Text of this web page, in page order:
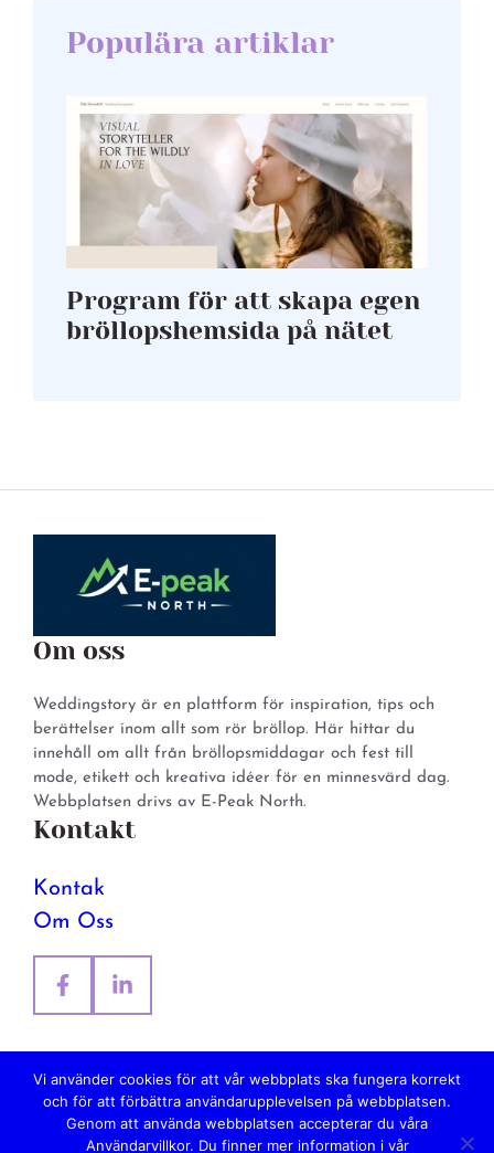
Populära artiklar
Program för att skapa egen
bröllopshemsida på nätet
Om oss
Weddingstory är en plattform för inspiration, tips och
berättelser inom allt som rör bröllop. Här hittar du
innehåll om allt från bröllopsmiddagar och fest till
mode, etikett och kreativa idéer för en minnesvärd dag.
Webbplatsen drivs av E-Peak North.
Kontakt
Kontak
Om Oss
© 2026 Weddingstory. All rights reserved.
Integritetspolicy
Vi använder cookies för att vår webbplats ska fungera korrekt
och för att förbättra användarupplevelsen på webbplatsen.
Genom att använda webbplatsen accepterar du våra
Användarvillkor. Du finner mer information i vår